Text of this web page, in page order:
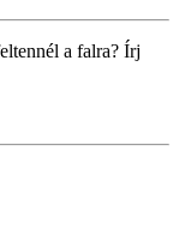
a falra? Írj